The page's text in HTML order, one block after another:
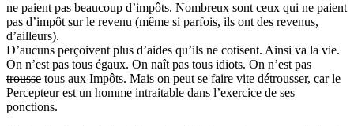
ne paient pas beaucoup d’impôts. Nombreux sont ceux qui ne paient
pas d’impôt sur le revenu (même si parfois, ils ont des revenus,
d’ailleurs).
D’aucuns perçoivent plus d’aides qu’ils ne cotisent. Ainsi va la vie.
On n’est pas tous égaux. On naît pas tous idiots. On n’est pas
trousse tous aux Impôts. Mais on peut se faire vite détrousser, car le
Percepteur est un homme intraitable dans l’exercice de ses
ponctions.